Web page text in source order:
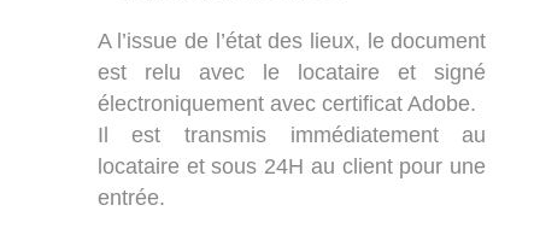
​A l’issue de l’état des lieux, le document
est relu avec le locataire et signé
électroniquement avec certificat Adobe.
Il est transmis immédiatement au
locataire et sous 24H au client pour une
entrée.